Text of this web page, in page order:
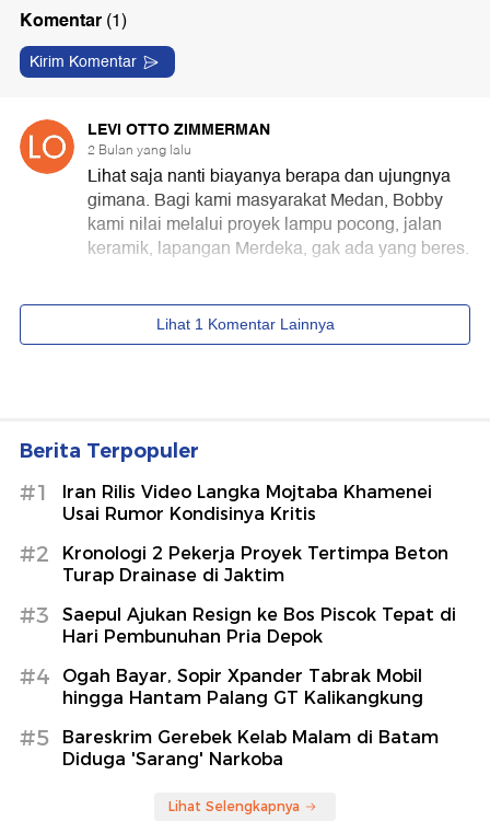
Berita Terpopuler
#1
Iran Rilis Video Langka Mojtaba Khamenei
Usai Rumor Kondisinya Kritis
#2
Kronologi 2 Pekerja Proyek Tertimpa Beton
Turap Drainase di Jaktim
#3
Saepul Ajukan Resign ke Bos Piscok Tepat di
Hari Pembunuhan Pria Depok
#4
Ogah Bayar, Sopir Xpander Tabrak Mobil
hingga Hantam Palang GT Kalikangkung
#5
Bareskrim Gerebek Kelab Malam di Batam
Diduga 'Sarang' Narkoba
Lihat Selengkapnya